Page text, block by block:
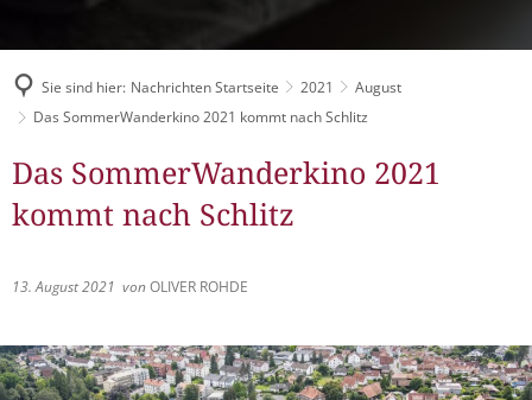
Konzertsaal LMAH
Schlitzer Geschichten
Sie sind hier: Nachrichten Startseite 2021
August
Das SommerWanderkino 2021 kommt nach Schlitz
Das SommerWanderkino 2021
kommt nach Schlitz
13. August 2021 vonOLIVER ROHDE